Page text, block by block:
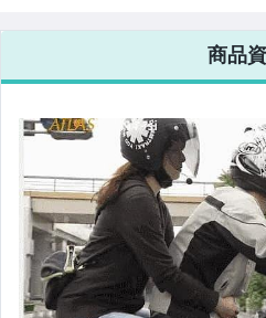
電腦、平板與周邊
相機、攝影與周邊
運動、戶外與休閒
嬰幼兒與孕婦
汽機車精品百貨
居家、家具與園藝
玩具、模型與公仔
商品